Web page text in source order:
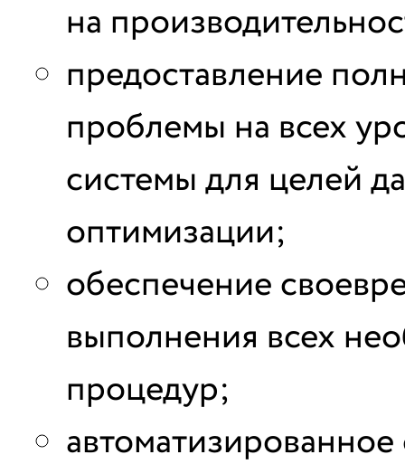
на
предоставление
проблемы на всех
системы для целей
оптимизации;
обеспечение
выполнения всех
процедур;